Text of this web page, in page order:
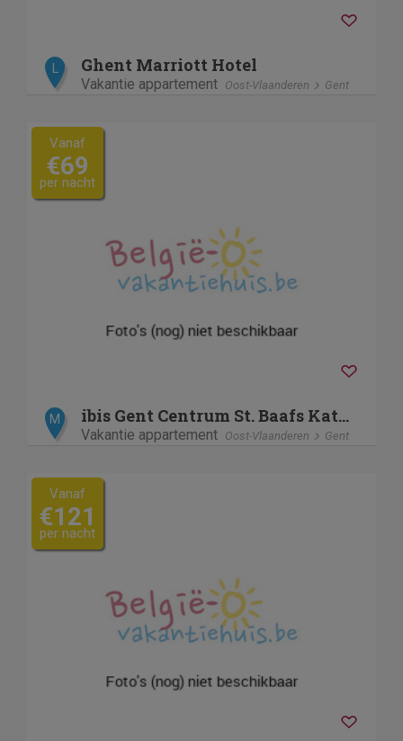
L Ghent Marriott Hotel
Vakantie appartement Oost-Vlaanderen Gent
Vanaf
€69
per nacht
M ibis Gent Centrum St. Baafs Kathedraal
Vakantie appartement Oost-Vlaanderen Gent
Vanaf
€121
per nacht